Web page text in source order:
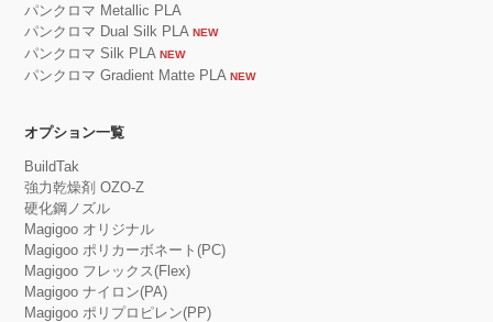
パンクロマ Metallic PLA
パンクロマ Dual Silk PLA NEW
パンクロマ Silk PLA NEW
パンクロマ Gradient Matte PLA NEW
オプション一覧
BuildTak
強力乾燥剤 OZO-Z
硬化鋼ノズル
Magigoo オリジナル
Magigoo ポリカーボネート(PC)
Magigoo フレックス(Flex)
Magigoo ナイロン(PA)
Magigoo ポリプロピレン(PP)